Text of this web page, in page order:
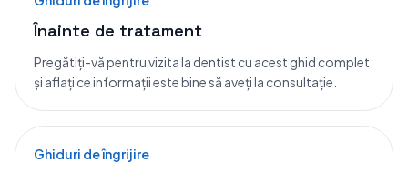
Înainte de tratament
Pregătiți-vă pentru vizita la dentist cu acest ghid complet
și aflați ce informații este bine să aveți la consultație.
Ghiduri de îngrijire